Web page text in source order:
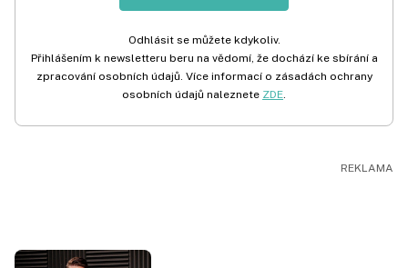
Odhlásit se můžete kdykoliv.
Přihlášením k newsletteru beru na vědomí, že dochází ke sbírání a
zpracování osobních údajů. Více informací o zásadách ochrany
osobních údajů naleznete ZDE.